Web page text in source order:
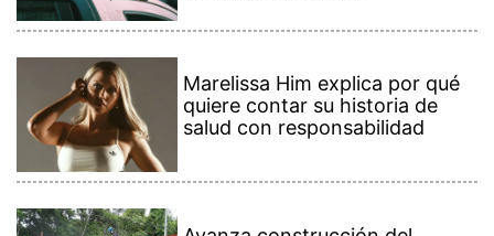
Marelissa Him explica por qué
quiere contar su historia de
salud con responsabilidad